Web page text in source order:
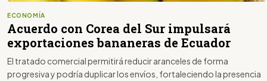
ECONOMÍA
Acuerdo con Corea del Sur impulsará
exportaciones bananeras de Ecuador
El tratado comercial permitirá reducir aranceles de forma
progresiva y podría duplicar los envíos, fortaleciendo la presencia